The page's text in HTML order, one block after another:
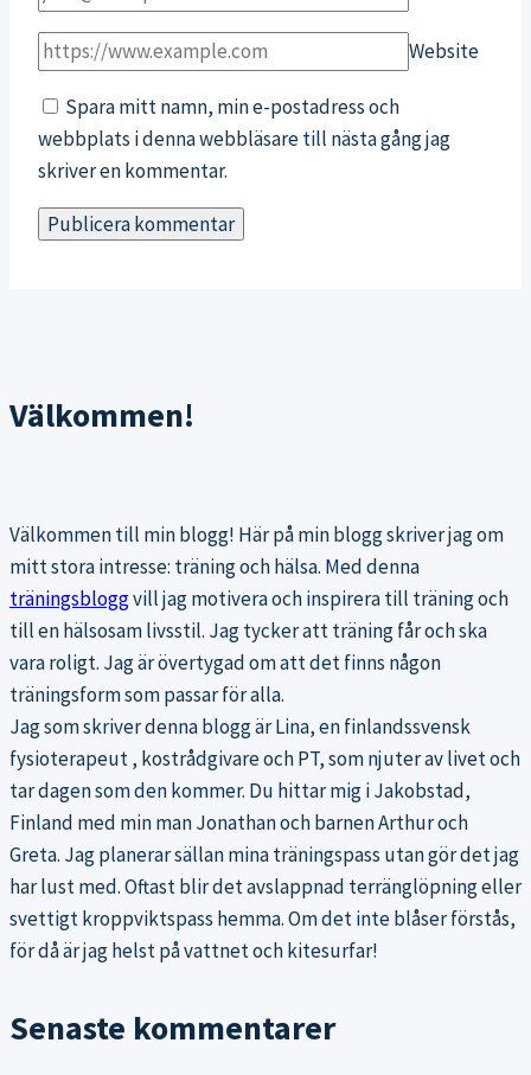
Website
Spara mitt namn, min e-postadress och
webbplats i denna webbläsare till nästa gång jag
skriver en kommentar.
Välkommen!
Välkommen till min blogg! Här på min blogg skriver jag om
mitt stora intresse: träning och hälsa. Med denna
träningsbloggvill jag motivera och inspirera till träning och
till en hälsosam livsstil. Jag tycker att träning får och ska
vara roligt. Jag är övertygad om att det finns någon
träningsform som passar för alla.
Jag som skriver denna blogg är Lina, en finlandssvensk
fysioterapeut , kostrådgivare och PT, som njuter av livet och
tar dagen som den kommer. Du hittar mig i Jakobstad,
Finland med min man Jonathan och barnen Arthur och
Greta. Jag planerar sällan mina träningspass utan gör det jag
har lust med. Oftast blir det avslappnad terränglöpning eller
svettigt kroppviktspass hemma. Om det inte blåser förstås,
för då är jag helst på vattnet och kitesurfar!
Senaste kommentarer